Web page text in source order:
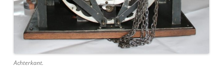
Achterkant.